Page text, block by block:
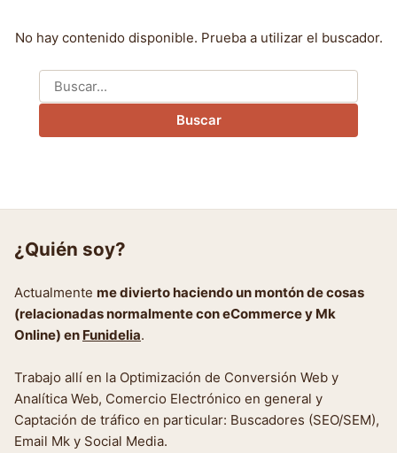
No hay contenido disponible. Prueba a utilizar el buscador.
Buscar:
Buscar
¿Quién soy?
Actualmente me divierto haciendo un montón de cosas
(relacionadas normalmente con eCommerce y Mk
Online) en Funidelia.
Trabajo allí en la Optimización de Conversión Web y
Analítica Web, Comercio Electrónico en general y
Captación de tráfico en particular: Buscadores (SEO/SEM),
Email Mk y Social Media.